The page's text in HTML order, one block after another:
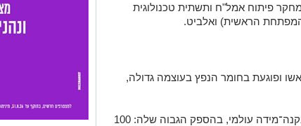
פיתוח אמל"ח ותשתית טכנולוגית
הראשית) ואלביט.
ופוגעת בחומר הנפץ בעוצמה גדולה,
המערכת מהווה פריצת דרך טכנולוגית בקנה־מידה עולמי, בהספק הגבוה שלה: 100